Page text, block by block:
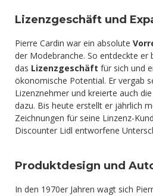
Lizenzgeschäft und
Pierre Cardin war ein absolute
der Modebranche. So entdeckte er
das Lizenzgeschäft für sich und
ökonomische Potential. Er vergab
Lizenznehmer und kreierte auch
dazu. Bis heute erstellt er jährlich
Zeichnungen für seine Linzenz-
Discounter Lidl entworfene
Produktdesign und
In den 1970er Jahren wagt sich